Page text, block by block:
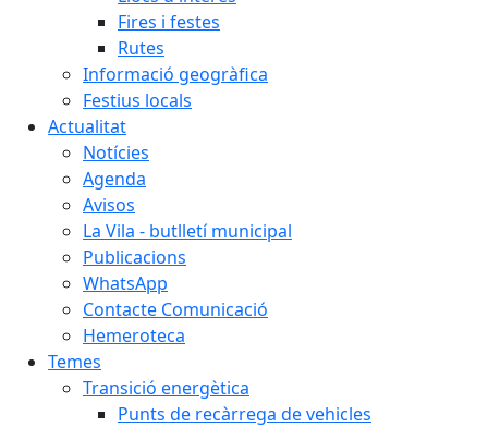
Fires i festes
Rutes
Informació geogràfica
Festius locals
Actualitat
Notícies
Agenda
Avisos
La Vila - butlletí municipal
Publicacions
WhatsApp
Contacte Comunicació
Hemeroteca
Temes
Transició energètica
Punts de recàrrega de vehicles